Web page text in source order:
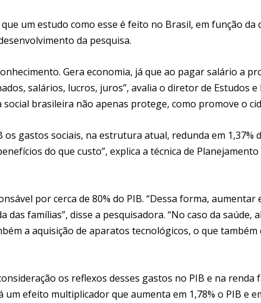
um estudo como esse é feito no Brasil, em função da
da pesquisa.
Gera economia, já que ao pagar salário a
salários, lucros, juros”, avalia o diretor de Estudos e
brasileira não apenas protege, como promove o
os gastos sociais, na estrutura atual, redunda em 1,37%
do que custo”, explica a técnica de
por cerca de 80% do PIB. “Dessa forma, aumentar
das famílias”, disse a pesquisadora. “No caso da saúde,
a aquisição de aparatos tecnológicos, o que
os reflexos desses gastos no PIB e na renda
um efeito multiplicador que aumenta em 1,78% o PIB e